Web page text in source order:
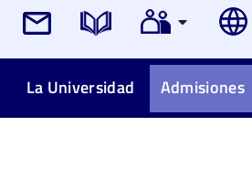
La Universidad Admisiones